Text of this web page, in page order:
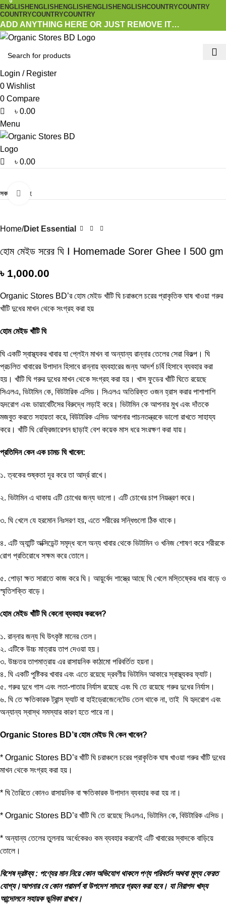
ENGLISH ENGLISH ENGLISH ENGLISH ENGLISHCOUNTRYCOUNTRY
COUNTRYCOUNTRYCOUNTRY
ADD ANYTHING HERE OR JUST REMOVE IT…
Login / Register
0 Wishlist
0 Compare
0
৳ 0.00
Menu
0
৳ 0.00
সকল পণ্যসমূহClick to enlarge
Home Diet Essential
হোম মেইড সরের ঘি I Homemade Sorer Ghee I 500 gm
৳ 1,000.00
Organic Stores BD’র হোম মেইড খাঁটি ঘি চরাঞ্চলে চরের প্রাকৃতিক ঘাষ খাওয়া গরুর
খাঁটি দুধের মাখন থেকে সংগ্রহ করা হয়
হোম মেইড খাঁটি ঘি
ঘি একটি স্বাস্থ্যকর খাবার যা প্লেইন মাখন বা অন্যান্য রান্নার তেলের সেরা বিকল্প। ঘি
প্রচলিত খাবারের উপাদান হিসাবে রান্নায় ব্যবহারের জন্য আদর্শ চর্বি হিসাবে ব্যবহার করা
হয়। খাঁটি ঘি গরুর দুধের মাখন থেকে সংগ্রহ করা হয়। খাস ফুডের খাঁটি ঘিতে রয়েছে
সিএলএ, ভিটামিন কে, বিউটারিক এসিড। সিএলএ অতিরিক্ত ওজন হ্রাস করার পাশাপাশি
হৃদরোগ এবং ডায়াবেটিসের বিরুদ্ধে লড়াই করে। ভিটামিন কে আপনার মুখ এবং দাঁতকে
মজবুত করতে সহায়তা করে, বিউটারিক এসিড আপনার পাচনতন্ত্রকে ভালো রাখতে সাহায্য
করে। খাঁটি ঘি রেফ্রিজারেশন ছাড়াই বেশ কয়েক মাস ধরে সংরক্ষণ করা যায়।
প্রতিদিন কেন এক চামচ ঘি খাবেন:
১. ত্বকের শুষ্কতা দূর করে তা আর্দ্র রাখে।
২. ভিটামিন এ থাকায় এটি চোখের জন্য ভালো। এটি চোখের চাপ নিয়ন্ত্রণ করে।
৩. ঘি খেলে যে হরমোন নিঃসরণ হয়, এতে শরীরের সন্ধিগুলো ঠিক থাকে।
৪. এটি অ্যান্টি অক্সিডেন্ট সমৃদ্ধ বলে অন্য খাবার থেকে ভিটামিন ও খনিজ শোষণ করে শরীরকে
রোগ প্রতিরোধে সক্ষম করে তোলে।
৫. পোড়া ক্ষত সারাতে কাজ করে ঘি। আয়ুর্বেদ শাস্ত্রে আছে ঘি খেলে মস্তিষ্কের ধার বাড়ে ও
স্মৃতিশক্তি বাড়ে।
হোম মেইড খাঁটি ঘি কেনো ব্যবহার করবেন?
১. রান্নার জন্য ঘি উৎকৃষ্ট মানের তেল।
২. এটিকে উচ্চ মাত্রায় তাপ দেওয়া হয়।
৩. উচ্চতর তাপমাত্রায় এর রাসায়নিক কাঠামো পরিবর্তিত হয়না।
৪. ঘি একটি পুষ্টিকর খাবার এবং এতে রয়েছে দ্রবণীয় ভিটামিন আকারে স্বাস্থ্যকর ফ্যাট।
৫. গরুর দুধে গাস এবং লতা-পাতার নির্যাস রয়েছে এবং ঘি তে রয়েছে গরুর দুধের নির্যাস।
৬. ঘি তে ক্ষতিকারক ট্রান্স ফ্যাট বা হাইড্রোজেনেটেড তেল থাকে না, তাই ঘি হৃদরোগ এবং
অন্যান্য স্বাস্থ সমস্যার কারণ হতে পারে না।
Organic Stores BD’র হোম মেইড ঘি কেন খাবেন?
* Organic Stores BD’র খাঁটি ঘি চরাঞ্চলে চরের প্রাকৃতিক ঘাষ খাওয়া গরুর খাঁটি দুধের
মাখন থেকে সংগ্রহ করা হয়।
* ঘি তৈরিতে কোনও রাসায়নিক বা ক্ষতিকারক উপাদান ব্যবহার করা হয় না।
* Organic Stores BD’র খাঁটি ঘি তে রয়েছে সিএলএ, ভিটামিন কে, বিউটারিক এসিড।
* অন্যান্য তেলের তুলনায় অর্ধেকেরও কম ব্যবহার করলেই এটি খাবারের স্বাদকে বাড়িয়ে
তোলে।
বিশেষ দ্রষ্টব্য : পণ্যের মান নিয়ে কোন অভিযোগ থাকলে পণ্য পরিবর্তন অথবা মূল্য ফেরত
যোগ্য।আপনার যে কোন পরামর্শ বা উপদেশ সাদরে গ্রহন করা হবে। যা নিরাপদ খাদ্য
আন্দোলনে সহায়ক ভূমিকা রাখবে।
0